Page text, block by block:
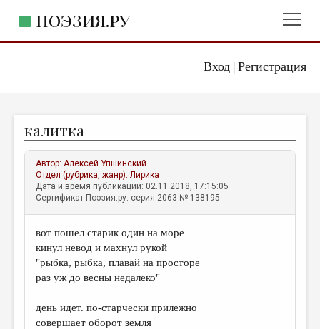
Вход| Регистрация
ПОЭЗИЯ.РУ
ЖАНРЫ
АВТОРЫ
КОММЕНТАРИИ
ЛИТСАЛОН
НОВОСТИ
ПРАВИЛА САЙТА
ИЗБРАННОЕ
калитка
Автор:Алексей Упшинский
Отдел (рубрика, жанр):Лирика
Дата и время публикации: 02.11.2018, 17:15:05
Сертификат Поэзия.ру: серия 2063 № 138195
вот пошел старик один на море
кинул невод и махнул рукой
"рыбка, рыбка, плавай на просторе
раз уж до весны недалеко"
день идет. по-старчески прилежно
совершает оборот земля